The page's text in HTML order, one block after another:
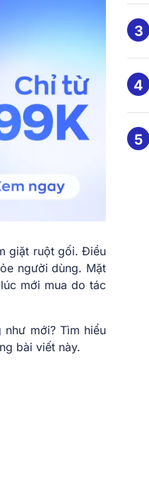
giặt ruột gối. Điều
người dùng. Mặt
mới mua do tác
mới? Tìm hiểu
bài viết này.